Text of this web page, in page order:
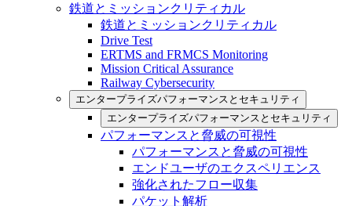
鉄道とミッションクリティカル
鉄道とミッションクリティカル
Drive Test
ERTMS and FRMCS Monitoring
Mission Critical Assurance
Railway Cybersecurity
エンタープライズパフォーマンスとセキュリティ
エンタープライズパフォーマンスとセキュリティ
パフォーマンスと脅威の可視性
パフォーマンスと脅威の可視性
エンドユーザのエクスペリエンス
強化されたフロー収集
パケット解析